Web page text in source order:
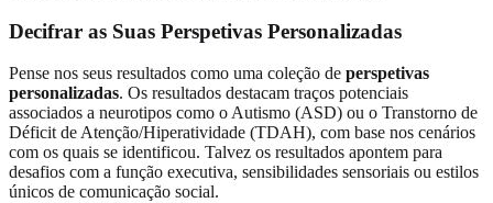
Decifrar as Suas Perspetivas Personalizadas
Pense nos seus resultados como uma coleção de perspetivas
personalizadas. Os resultados destacam traços potenciais
associados a neurotipos como o Autismo (ASD) ou o Transtorno de
Déficit de Atenção/Hiperatividade (TDAH), com base nos cenários
com os quais se identificou. Talvez os resultados apontem para
desafios com a função executiva, sensibilidades sensoriais ou estilos
únicos de comunicação social.